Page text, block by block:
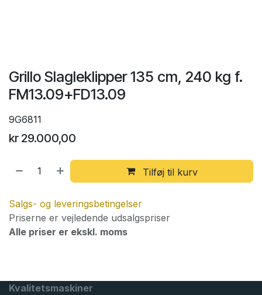
Grillo Slagleklipper 135 cm, 240 kg f.
FM13.09+FD13.09
9G6811
kr 29.000,00
Tilføj til kurv
Salgs- og leveringsbetingelser
Priserne er vejledende udsalgspriser
Alle priser er ekskl. moms
Kvalitetsmaskiner